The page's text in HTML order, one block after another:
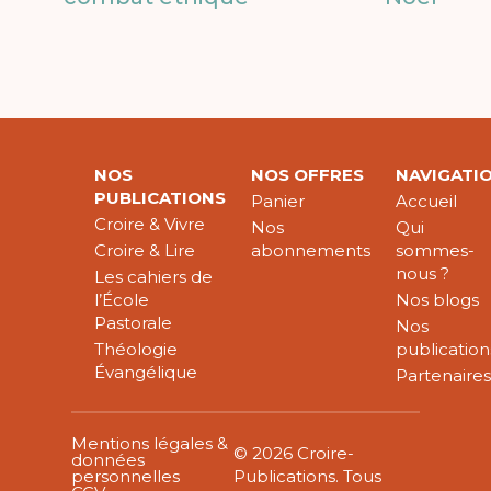
NOS
PUBLICATIONS
Croire & Vivre
Croire & Lire
Les cahiers de
l’École
Pastorale
Théologie
Évangélique
NOS OFFRES
Panier
Nos
abonnements
Accueil
Qui
sommes-
nous ?
Nos blogs
Nos
Partenaires
Mentions légales &
données
personnelles
© 2026 Croire-
Publications. Tous